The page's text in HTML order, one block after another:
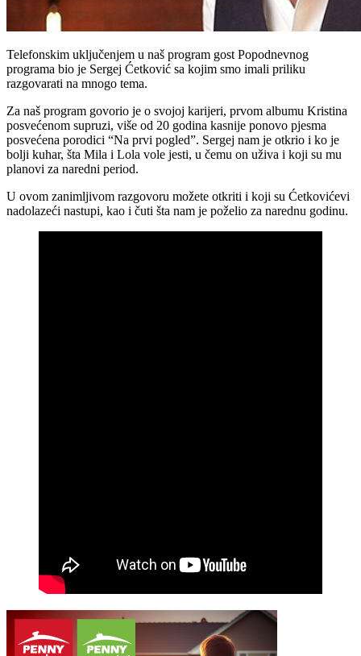
Telefonskim uključenjem u naš program gost Popodnevnog
programa bio je Sergej Ćetković sa kojim smo imali priliku
razgovarati na mnogo tema.
Za naš program govorio je o svojoj karijeri, prvom albumu Kristina
posvećenom supruzi, više od 20 godina kasnije ponovo pjesma
posvećena porodici “Na prvi pogled”. Sergej nam je otkrio i ko je
bolji kuhar, šta Mila i Lola vole jesti, u čemu on uživa i koji su mu
planovi za naredni period.
U ovom zanimljivom razgovoru možete otkriti i koji su Ćetkovićevi
nadolazeći nastupi, kao i čuti šta nam je poželio za narednu godinu.